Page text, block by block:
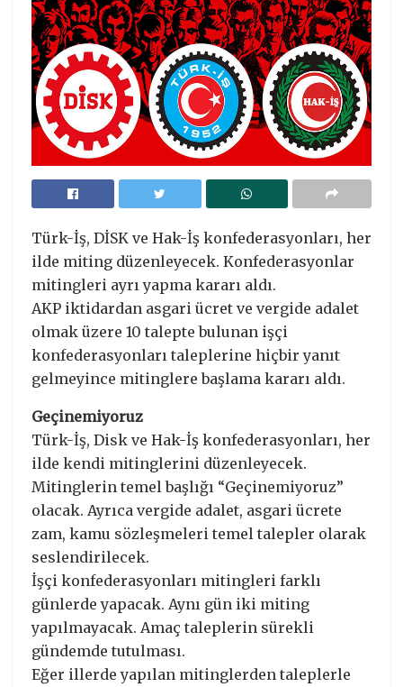
Türk-İş, DİSK ve Hak-İş konfederasyonları, her
ilde miting düzenleyecek. Konfederasyonlar
mitingleri ayrı yapma kararı aldı.
AKP iktidardan asgari ücret ve vergide adalet
olmak üzere 10 talepte bulunan işçi
konfederasyonları taleplerine hiçbir yanıt
gelmeyince mitinglere başlama kararı aldı.
Geçinemiyoruz
Türk-İş, Disk ve Hak-İş konfederasyonları, her
ilde kendi mitinglerini düzenleyecek.
Mitinglerin temel başlığı “Geçinemiyoruz”
olacak. Ayrıca vergide adalet, asgari ücrete
zam, kamu sözleşmeleri temel talepler olarak
seslendirilecek.
İşçi konfederasyonları mitingleri farklı
günlerde yapacak. Aynı gün iki miting
yapılmayacak. Amaç taleplerin sürekli
gündemde tutulması.
Eğer illerde yapılan mitinglerden taleplerle